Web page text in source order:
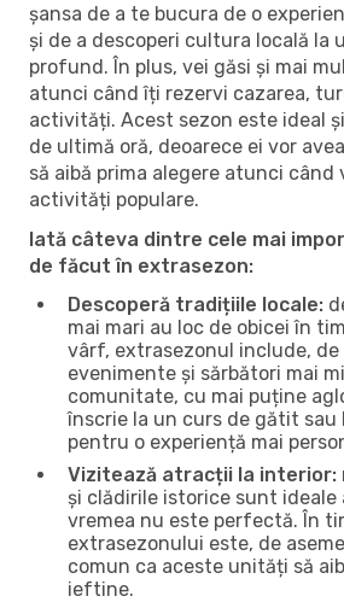
șansa de a te bucura de o
și de a descoperi cultura locală la
profund. În plus, vei găsi și mai
atunci când îți rezervi cazarea,
activități. Acest sezon este ideal
de ultimă oră, deoarece ei vor
să aibă prima alegere atunci când
activități populare.
Iată câteva dintre cele mai
de făcut în extrasezon:
Descoperă tradițiile locale:
mai mari au loc de obicei în
vârf, extrasezonul include, de
evenimente și sărbători mai
comunitate, cu mai puține
înscrie la un curs de gătit
pentru o experiență mai
Vizitează atracții la interior:
și clădirile istorice sunt ideale
vremea nu este perfectă. În
extrasezonului este, de
comun ca aceste unități să
ieftine.